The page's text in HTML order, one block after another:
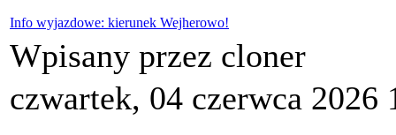
Info wyjazdowe: kierunek Wejherowo!
Wpisany przez cloner
czwartek, 04 czerwca 2026